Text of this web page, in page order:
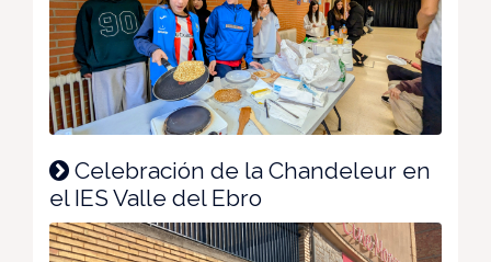
Celebración de la Chandeleur en
el IES Valle del Ebro